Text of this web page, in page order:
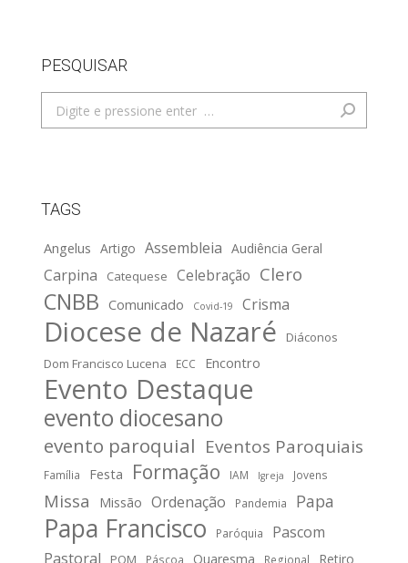
PESQUISAR
Search:
TAGS
Angelus Artigo Assembleia Audiência Geral
Carpina Catequese Celebração Clero
CNBB Comunicado Covid-19 Crisma
Diocese de Nazaré
Diáconos
Dom Francisco Lucena
ECC Encontro
Evento Destaque
evento diocesano
evento paroquial Eventos Paroquiais
Família Festa Formação IAM Igreja Jovens
Missa Missão Ordenação Pandemia Papa
Papa Francisco Paróquia
Pascom
Pastoral
Páscoa Quaresma Regional Retiro